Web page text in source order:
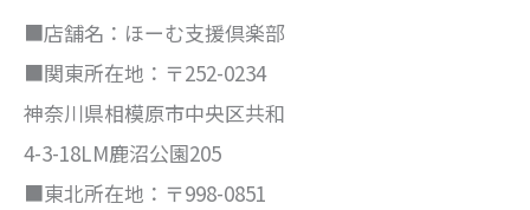
■店舗名：ほーむ支援倶楽部
■関東所在地：〒252-0234
神奈川県相模原市中央区共和
4-3-18LM鹿沼公園205
■東北所在地：〒998-0851